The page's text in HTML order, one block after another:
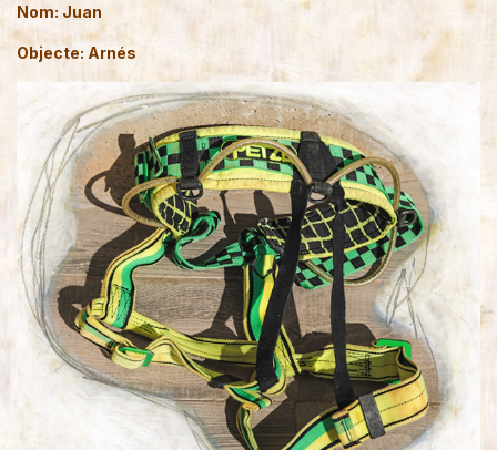
Nom: Juan
Objecte: Arnés